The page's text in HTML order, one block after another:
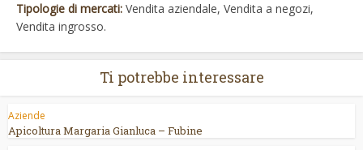
Tipologie di mercati: Vendita aziendale, Vendita a negozi,
Vendita ingrosso.
Ti potrebbe interessare
Aziende
Apicoltura Margaria Gianluca – Fubine